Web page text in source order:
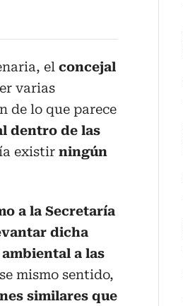
el concejal
varias
de lo que parece
dentro de las
existir ningún
a la Secretaría
dicha
a las
mismo sentido,
similares que